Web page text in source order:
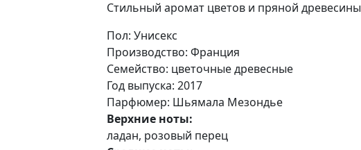
Стильный аромат цветов и пряной древесины
Пол: Унисекс
Производство: Франция
Семейство: цветочные древесные
Год выпуска: 2017
Парфюмер: Шьямала Мезондье
Верхние ноты:
ладан, розовый перец